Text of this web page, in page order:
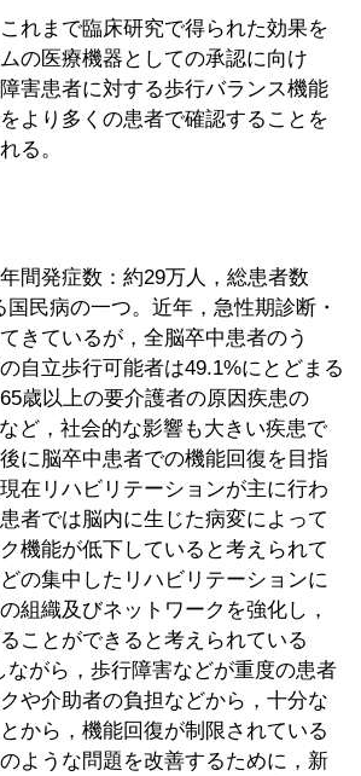
れまで臨床研究で得られた効果を
の医療機器としての承認に向け
害患者に対する歩行バランス機能
より多くの患者で確認することを
る。
間発症数：約29万人，総患者数
民病の一つ。近年，急性期診断・
きているが，全脳卒中患者のう
自立歩行可能者は49.1%にとどまる
歳以上の要介護者の原因疾患の
ど，社会的な影響も大きい疾患で
に脳卒中患者での機能回復を目指
在リハビリテーションが主に行わ
者では脳内に生じた病変によって
機能が低下していると考えられて
の集中したリハビリテーションに
組織及びネットワークを強化し，
ことができると考えられている
ながら，歩行障害などが重度の患者
や介助者の負担などから，十分な
から，機能回復が制限されている
ような問題を改善するために，新